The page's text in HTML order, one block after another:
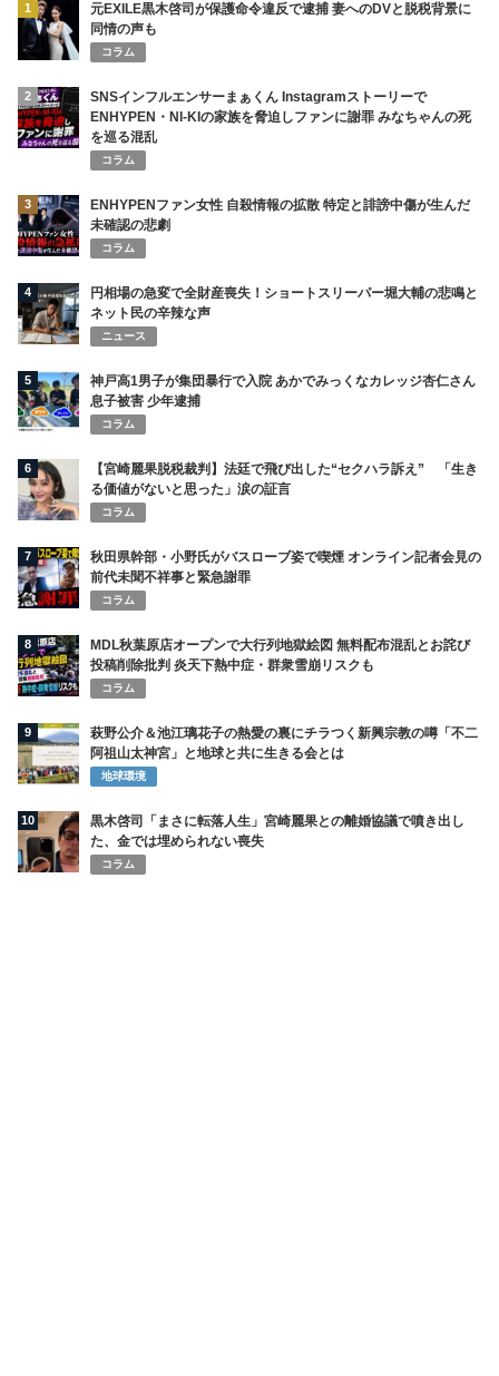
1
元EXILE黒木啓司が保護命令違反で逮捕 妻へのDVと脱税背景に
同情の声も
コラム
2
SNSインフルエンサーまぁくん Instagramストーリーで
ENHYPEN・NI-KIの家族を脅迫しファンに謝罪 みなちゃんの死
を巡る混乱
コラム
3
ENHYPENファン女性 自殺情報の拡散 特定と誹謗中傷が生んだ
未確認の悲劇
コラム
4
円相場の急変で全財産喪失！ショートスリーパー堀大輔の悲鳴と
ネット民の辛辣な声
ニュース
5
神戸高1男子が集団暴行で入院 あかでみっくなカレッジ杏仁さん
息子被害 少年逮捕
コラム
6
【宮崎麗果脱税裁判】法廷で飛び出した“セクハラ訴え” 「生き
る価値がないと思った」涙の証言
コラム
7
秋田県幹部・小野氏がバスローブ姿で喫煙 オンライン記者会見の
前代未聞不祥事と緊急謝罪
コラム
8
MDL秋葉原店オープンで大行列地獄絵図 無料配布混乱とお詫び
投稿削除批判 炎天下熱中症・群衆雪崩リスクも
コラム
9
萩野公介＆池江璃花子の熱愛の裏にチラつく新興宗教の噂「不二
阿祖山太神宮」と地球と共に生きる会とは
地球環境
10
黒木啓司「まさに転落人生」宮崎麗果との離婚協議で噴き出し
た、金では埋められない喪失
コラム